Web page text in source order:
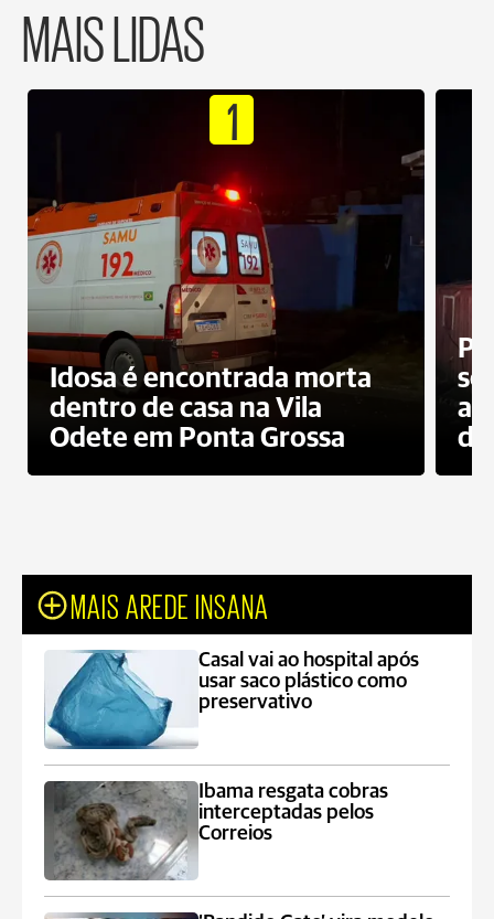
MAIS LIDAS
1
Idosa é encontrada morta
dentro de casa na Vila
Odete em Ponta Grossa
do
MAIS AREDE INSANA
Casal vai ao hospital após
usar saco plástico como
preservativo
Ibama resgata cobras
interceptadas pelos
Correios